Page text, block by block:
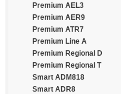
Falken
Farroad
Fastwear
Federal
Fesite
Firelion
Firemax
Firestone
Premium AEL3
Premium AER9
Premium ATR7
Premium Line A
Premium Regional D
Premium Regional T
Smart ADM818
Smart ADR8